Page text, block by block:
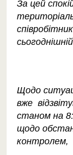
За цей
Щодо
вже
станом на
щодо
контролем,